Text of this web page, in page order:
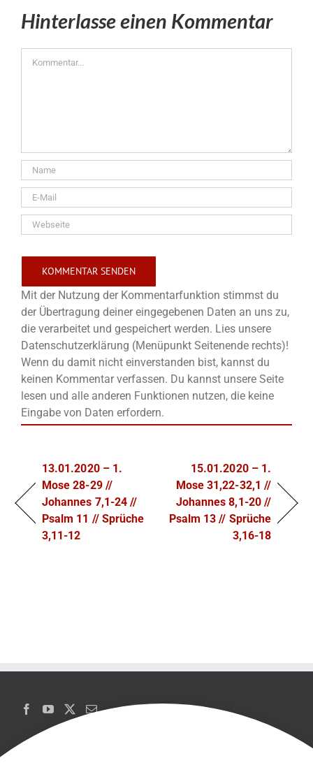
Hinterlasse einen Kommentar
Mit der Nutzung der Kommentarfunktion stimmst du
der Übertragung deiner eingegebenen Daten an uns zu,
die verarbeitet und gespeichert werden. Lies unsere
Datenschutzerklärung (Menüpunkt Seitenende rechts)!
Wenn du damit nicht einverstanden bist, kannst du
keinen Kommentar verfassen. Du kannst unsere Seite
lesen und alle anderen Funktionen nutzen, die keine
Eingabe von Daten erfordern.
13.01.2020 – 1.
Mose 28-29 //
Johannes 7,1-24 //
Psalm 11 // Sprüche
3,11-12
15.01.2020 – 1.
Mose 31,22-32,1 //
Johannes 8,1-20 //
Psalm 13 // Sprüche
3,16-18